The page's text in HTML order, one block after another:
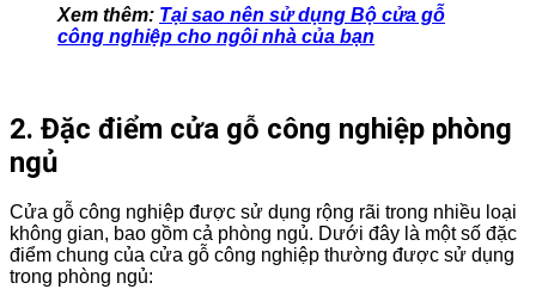
Xem thêm: Tại sao nên sử dụng Bộ cửa gỗ
công nghiệp cho ngôi nhà của bạn
2. Đặc điểm cửa gỗ công nghiệp phòng
ngủ
Cửa gỗ công nghiệp được sử dụng rộng rãi trong nhiều loại
không gian, bao gồm cả phòng ngủ. Dưới đây là một số đặc
điểm chung của cửa gỗ công nghiệp thường được sử dụng
trong phòng ngủ: